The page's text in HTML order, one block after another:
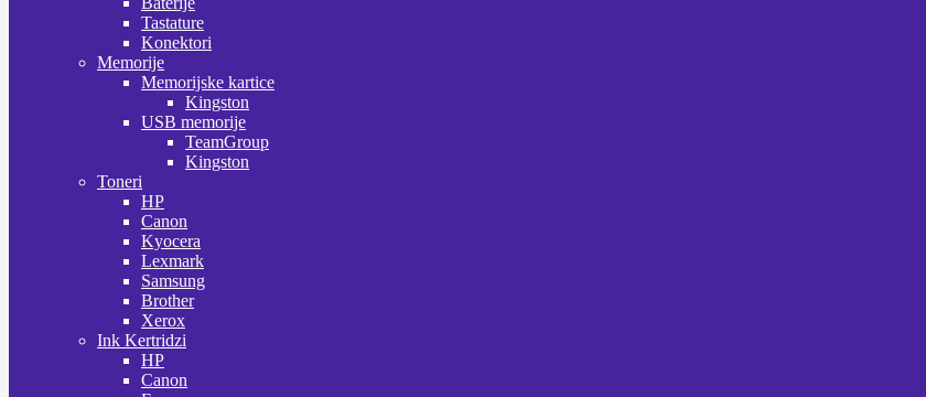
Tastature
Konektori
Memorije
Memorijske kartice
Kingston
USB memorije
TeamGroup
Kingston
Toneri
HP
Canon
Kyocera
Lexmark
Samsung
Brother
Xerox
Ink Kertridzi
HP
Canon